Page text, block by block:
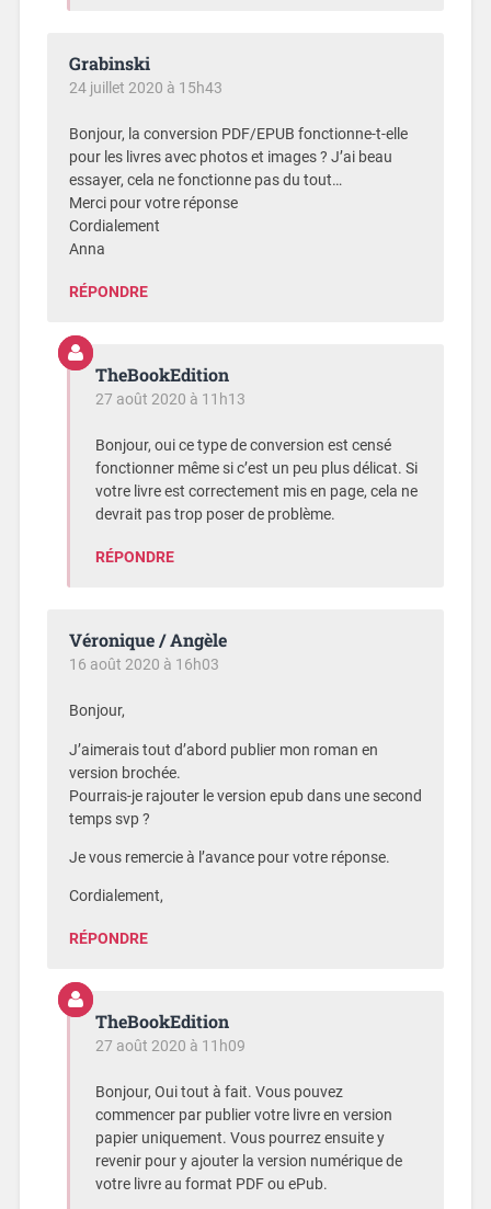
Grabinski
24 juillet 2020 à 15h43
Bonjour, la conversion PDF/EPUB fonctionne-t-elle
pour les livres avec photos et images ? J’ai beau
essayer, cela ne fonctionne pas du tout…
Merci pour votre réponse
Cordialement
Anna
RÉPONDRE
TheBookEdition
27 août 2020 à 11h13
Bonjour, oui ce type de conversion est censé
fonctionner même si c’est un peu plus délicat. Si
votre livre est correctement mis en page, cela ne
devrait pas trop poser de problème.
RÉPONDRE
Véronique / Angèle
16 août 2020 à 16h03
Bonjour,
J’aimerais tout d’abord publier mon roman en
version brochée.
Pourrais-je rajouter le version epub dans une second
temps svp ?
Je vous remercie à l’avance pour votre réponse.
Cordialement,
RÉPONDRE
TheBookEdition
27 août 2020 à 11h09
Bonjour, Oui tout à fait. Vous pouvez
commencer par publier votre livre en version
papier uniquement. Vous pourrez ensuite y
revenir pour y ajouter la version numérique de
votre livre au format PDF ou ePub.